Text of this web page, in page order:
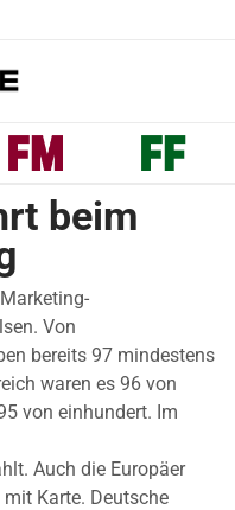
beim
Von
bereits 97 mindestens
waren es 96 von
von einhundert. Im
Auch die Europäer
Karte. Deutsche